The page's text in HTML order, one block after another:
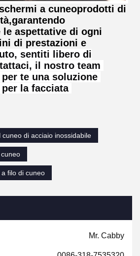
a cuneoprodotti di
garantendo
le aspettative di ogni
di prestazioni e
sentiti libero di
il nostro team
te una soluzione
la facciata
di acciaio inossidabile
filo di cuneo
Mr. Cabby